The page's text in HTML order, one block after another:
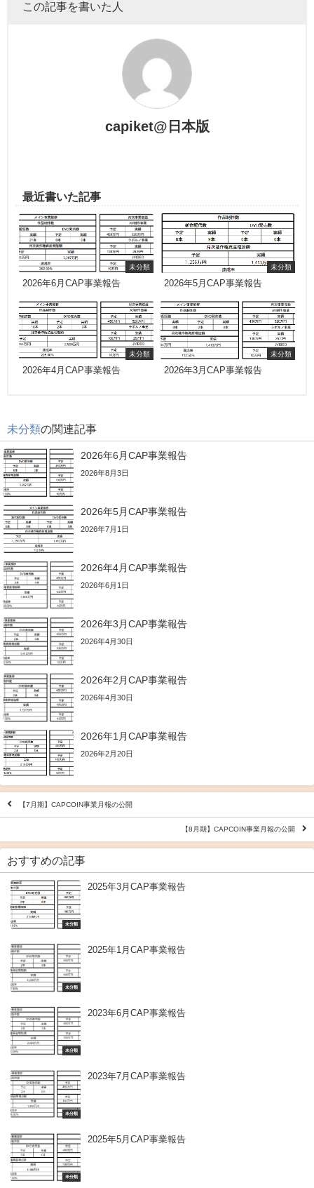
この記事を書いた人
capiket@日本版
最近書いた記事
未分類
2026年6月CAP事業報告
未分類
2026年5月CAP事業報告
未分類
2026年4月CAP事業報告
未分類
2026年3月CAP事業報告
未分類の関連記事
2026年6月CAP事業報告
2026年8月3日
2026年5月CAP事業報告
2026年7月1日
2026年4月CAP事業報告
2026年6月1日
2026年3月CAP事業報告
2026年4月30日
2026年2月CAP事業報告
2026年4月30日
2026年1月CAP事業報告
2026年2月20日
【7月期】CAPCOIN事業月報の公開
【8月期】CAPCOIN事業月報の公開
おすすめの記事
未分類
2025年3月CAP事業報告
未分類
2025年1月CAP事業報告
未分類
2023年6月CAP事業報告
未分類
2023年7月CAP事業報告
未分類
2025年5月CAP事業報告